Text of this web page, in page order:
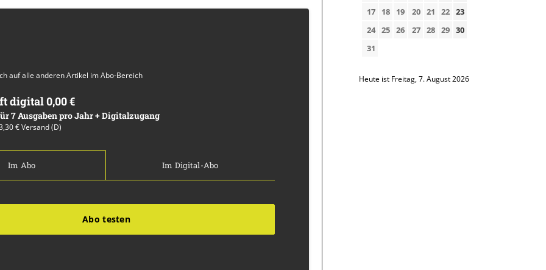
auf alle anderen Artikel im Abo-Bereich
digital 0,00 €
7 Ausgaben pro Jahr + Digitalzugang
€ Versand (D)
Im Abo Im Digital-Abo
Abo testen
17
18 19 20 21 22 23
24 25 26 27 28 29 30
31
Heute ist Freitag, 7. August 2026